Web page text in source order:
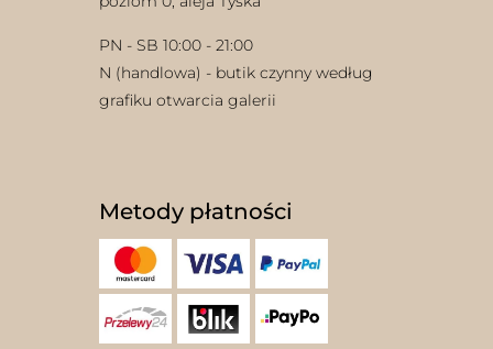
PN - SB 10:00 - 21:00
N (handlowa) - butik czynny według
grafiku otwarcia galerii
Metody płatności